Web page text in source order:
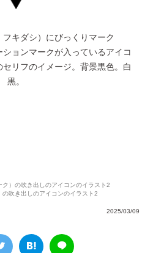
キダシ）にびっくりマーク
ションマークが入っているアイコ
リフのイメージ。背景黒色。白
黒。
）の吹き出しのアイコンのイラスト2
吹き出しのアイコンのイラスト2
2025/03/09